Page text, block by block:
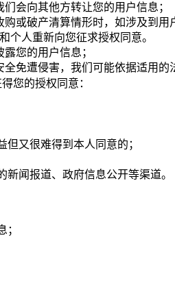
会向其他方转让您的用户信息；
或破产清算情形时，如涉及到用
个人重新向您征求授权同意。
您的用户信息；
免遭侵害，我们可能依据适用的
您的授权同意：
但又很难得到本人同意的；
新闻报道、政府信息公开等渠道。